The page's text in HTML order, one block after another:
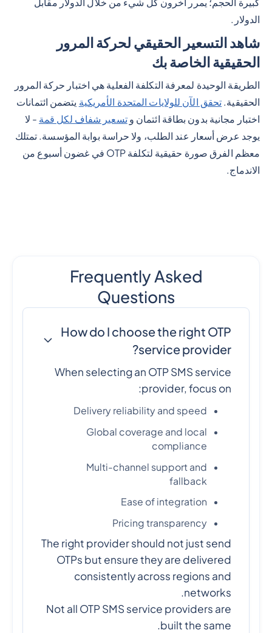
كبيرة الحجم؛ يمرر آخرون كل شيء من خلال الدولار مقابل
الدولار.
شاهد التسعير الحقيقي لحركة المرور
الحقيقية الخاصة بك
الطريقة الوحيدة لمعرفة التكلفة الفعلية هي اختبار حركة المرور
الحقيقية. تحقق الآن للولايات المتحدة الأمريكية يتضمن ائتمانات
اختبار مجانية بدون بطاقة ائتمان وتسعير شفاف لكل قمة - لا
يوجد عرض أسعار عند الطلب، ولا حراسة بوابة المؤسسة. تمتلك
معظم الفرق صورة حقيقية لتكلفة OTP في غضون أسبوع من
الاندماج.
Frequently Asked
Questions
How do I choose the right OTP
service provider?
When selecting an OTP SMS service
provider, focus on:
Delivery reliability and speed
Global coverage and local
compliance
Multi-channel support and
fallback
Ease of integration
Pricing transparency
The right provider should not just send
OTPs but ensure they are delivered
consistently across regions and
networks.
Not all OTP SMS service providers are
built the same.